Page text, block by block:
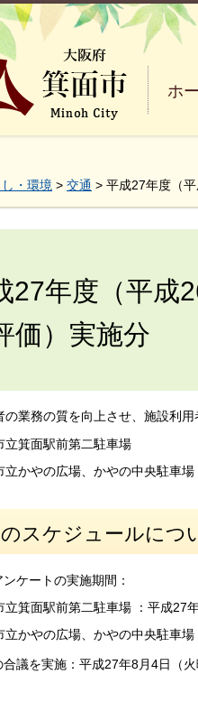
ホ
し・環境 > 交通 > 平成27年度（
27年度（平成
価）実施分
の業務の質を向上させ、施設利
立箕面駅前第二駐車場
立かやの広場、かやの中央駐車場
スケジュールにつ
ケートの実施期間：
立箕面駅前第二駐車場 ：平成27
立かやの広場、かやの中央駐車
議を実施：平成27年8月4日（火